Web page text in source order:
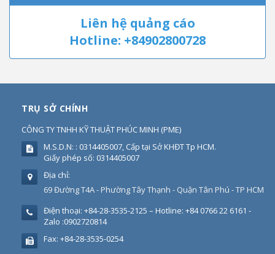
Liên hệ quảng cáo
Hotline: +84902800728
TRỤ SỞ CHÍNH
CÔNG TY TNHH KỸ THUẬT PHÚC MINH (PME)
M.S.D.N: : 0314405007, Cấp tại Sở KHĐT Tp HCM.
Giấy phép số: 0314405007
Địa chỉ:
69 Đường T4A - Phường Tây Thạnh - Quận Tân Phú - TP HCM
Điện thoại: +84-28-3535-2125 – Hotline: +84 0766 22 6161 -
Zalo :0902720814
Fax: +84-28-3535-0254